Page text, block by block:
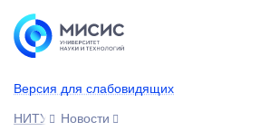
Версия для слабовидящих
НИТУ МИСИС
Новости